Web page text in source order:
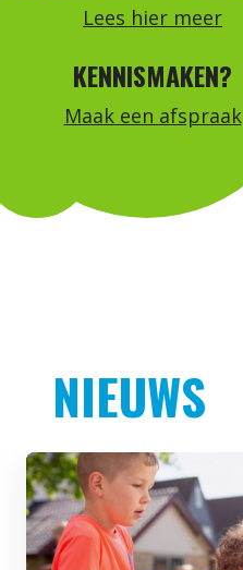
Lees hier meer
KENNISMAKEN?
Maak een afspraak
NIEUWS